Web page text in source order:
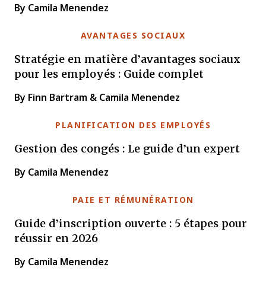
By Camila Menendez
AVANTAGES SOCIAUX
Stratégie en matière d’avantages sociaux
pour les employés : Guide complet
By Finn Bartram & Camila Menendez
PLANIFICATION DES EMPLOYÉS
Gestion des congés : Le guide d’un expert
By Camila Menendez
PAIE ET RÉMUNÉRATION
Guide d’inscription ouverte : 5 étapes pour
réussir en 2026
By Camila Menendez